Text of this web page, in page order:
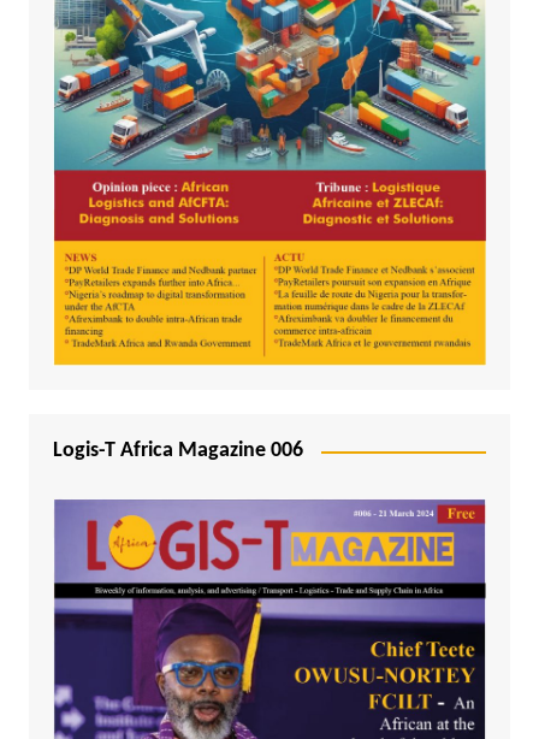
Logis-T Africa Magazine 006